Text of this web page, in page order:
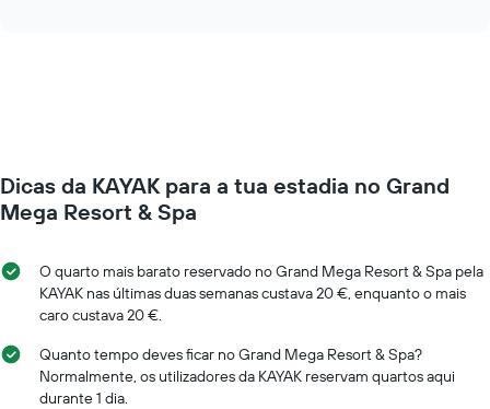
um
quarto
numa
data
da
estadia
gráfico
apresenta
de
dias
antes
Dicas da KAYAK para a tua estadia no Grand
Mega Resort & Spa
O quarto mais barato reservado no Grand Mega Resort & Spa pela
KAYAK nas últimas duas semanas custava 20 €, enquanto o mais
caro custava 20 €.
Quanto tempo deves ficar no Grand Mega Resort & Spa?
Normalmente, os utilizadores da KAYAK reservam quartos aqui
durante 1 dia.